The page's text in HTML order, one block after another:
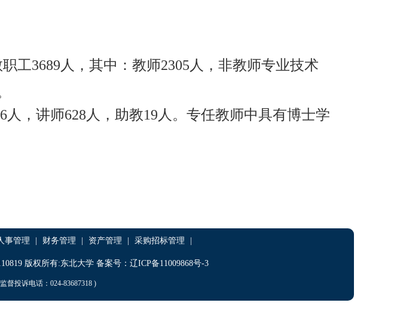
工3689 人，其中：教师2305 人，非教师专业技术
人，讲师628 人，助教19 人。专任教师中具有博士学
事管理 财务管理 资产管理 采购招标管理
版权所有:东北大学 备案号：辽ICP备11009868号-3
督投诉电话：024-83687318 )